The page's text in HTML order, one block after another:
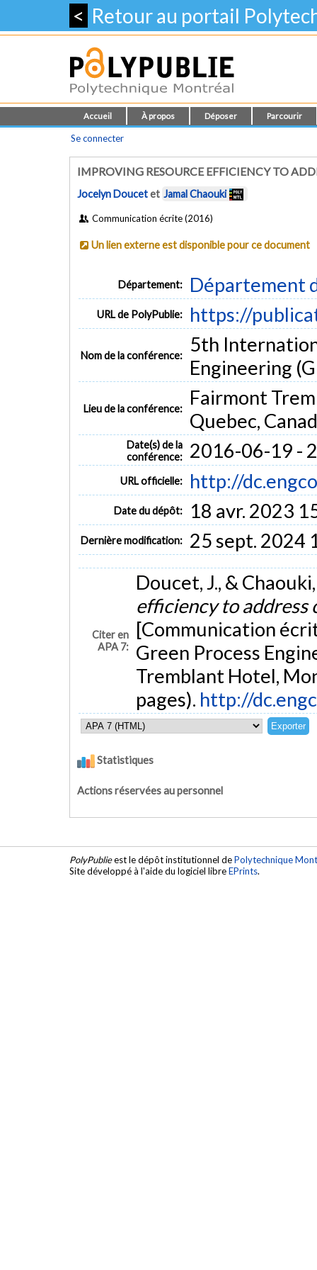
< Retour au portail
Accueil À propos Déposer Parcourir
Se connecter
IMPROVING RESOURCE EFFICIENCY TO
Jocelyn Doucetet Jamal Chaouki
Communication écrite (2016)
Un lien externe est disponible pour ce document
Département: Département
URL de PolyPublie: https://
Nom de la conférence:
5th
Engineering
Lieu de la conférence:
Fairmont
Quebec,
Date(s) de la
conférence:
2016-06-19 -
URL officielle: http://
Date du dépôt: 18 avr. 2023
Dernière modification: 25 sept. 2024
Citer en
APA 7:
Doucet, J., &
efficiency to address
[Communication
Green Process
Tremblant Hotel,
pages). http://
Statistiques
Actions réservées au personnel
PolyPublieest le dépôt institutionnel dePolytechnique
Site développé à l'aide du logiciel libreEPrints.